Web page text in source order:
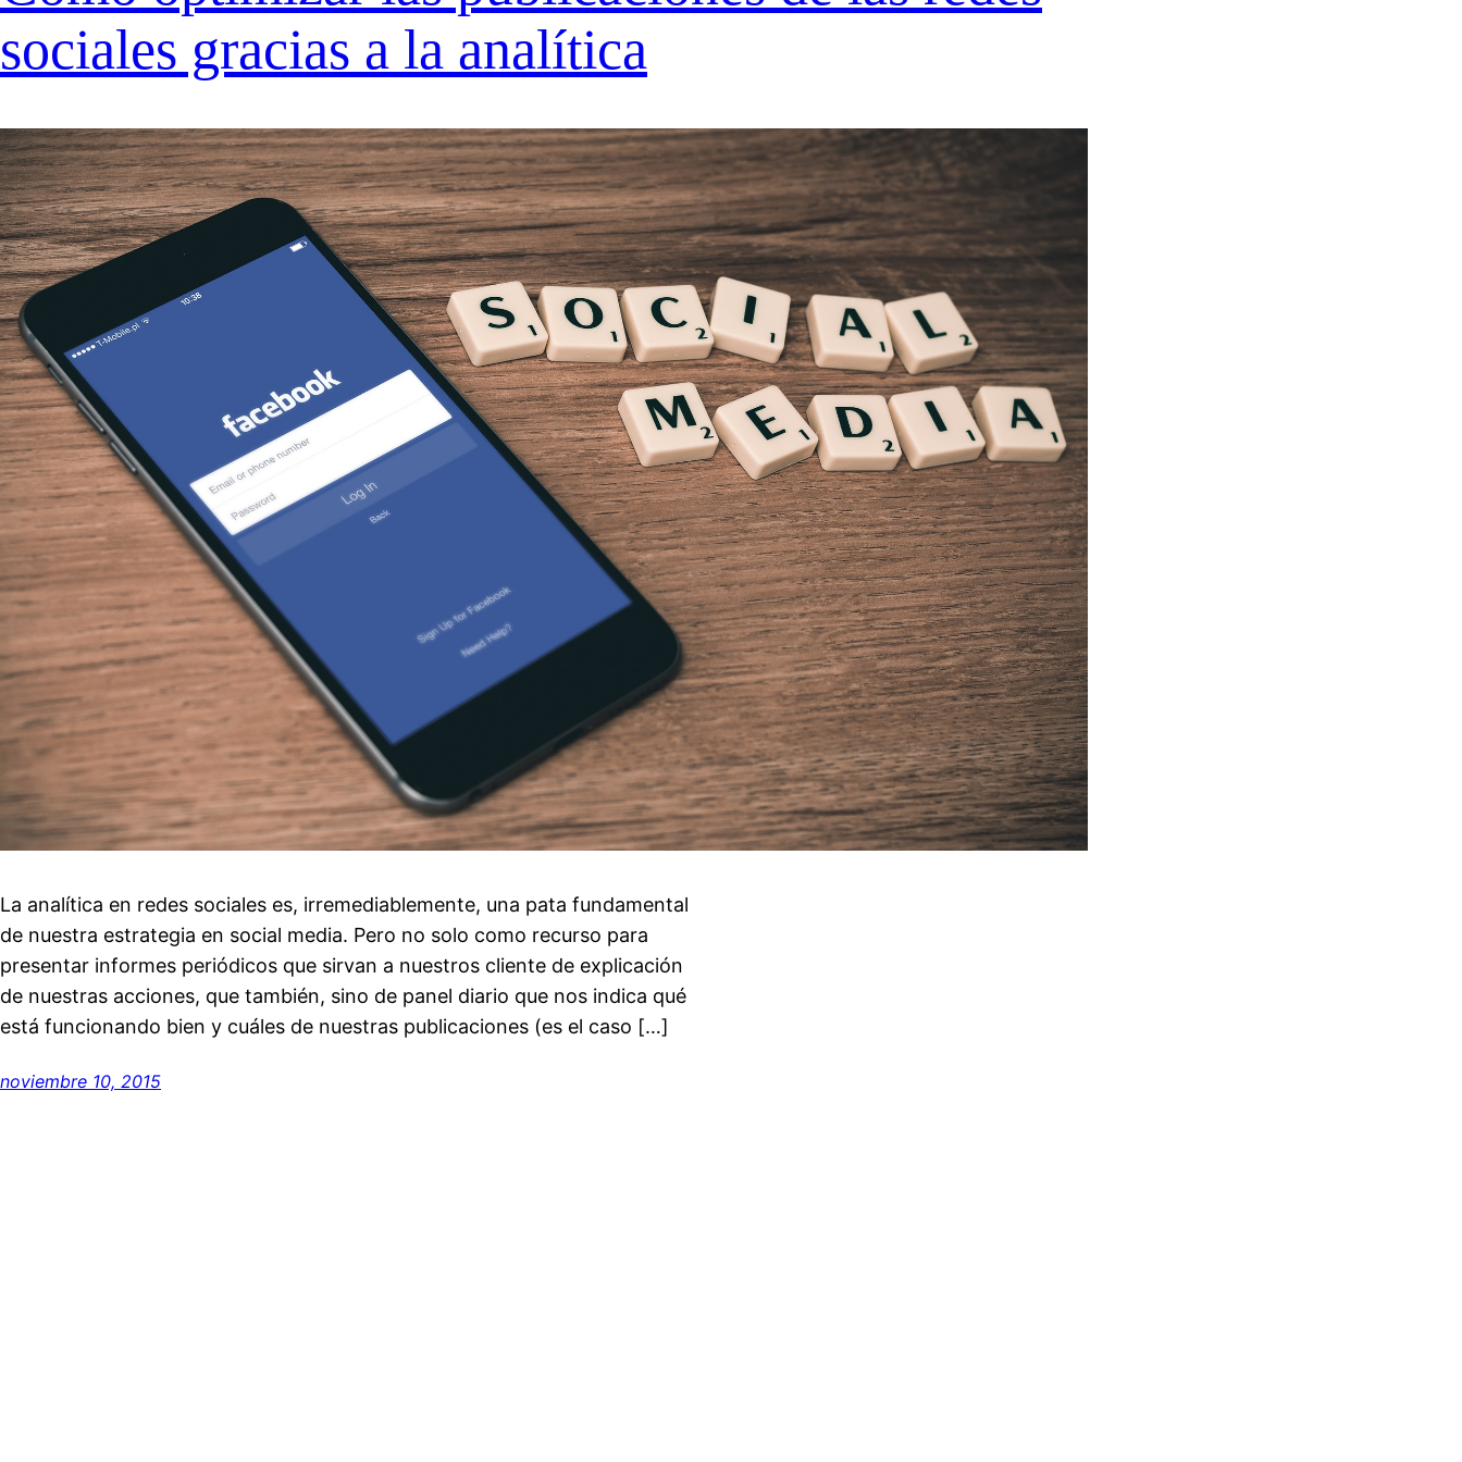
sociales gracias a la analítica
La analítica en redes sociales es, irremediablemente, una pata fundamental
de nuestra estrategia en social media. Pero no solo como recurso para
presentar informes periódicos que sirvan a nuestros cliente de explicación
de nuestras acciones, que también, sino de panel diario que nos indica qué
está funcionando bien y cuáles de nuestras publicaciones (es el caso […]
noviembre 10, 2015